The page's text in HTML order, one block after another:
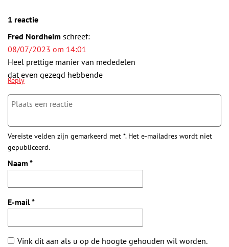
1 reactie
Fred Nordheim schreef:
08/07/2023 om 14:01
Heel prettige manier van mededelen
dat even gezegd hebbende
Reply
Vereiste velden zijn gemarkeerd met *. Het e-mailadres wordt niet
gepubliceerd.
Naam *
E-mail*
Vink dit aan als u op de hoogte gehouden wil worden.